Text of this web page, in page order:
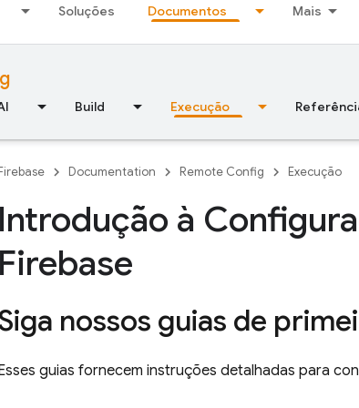
Soluções Documentos Mais
Build Execução
Documentation Remote Config Execução
Introdução à
Firebase
nossos guias de
guias fornecem instruções detalhadas para